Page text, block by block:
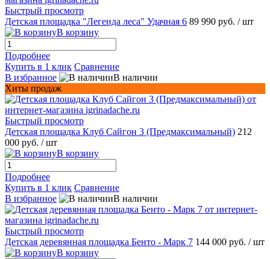
Быстрый просмотр
Детская площадка "Легенда леса" Удачная 6 89 990 руб. / шт
В корзину
Подробнее
Купить в 1 клик Сравнение
В избранное
В наличии
Хиты продаж
Быстрый просмотр
Детская площадка Клуб Сайгон 3 (Предмаксимальный) 212
000 руб. / шт
В корзину
Подробнее
Купить в 1 клик Сравнение
В избранное
В наличии
Быстрый просмотр
Детская деревянная площадка Бенто - Марк 7 144 000 руб. / шт
В корзину